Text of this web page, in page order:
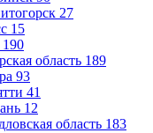
27
15
190
область 189
93
41
12
область 183